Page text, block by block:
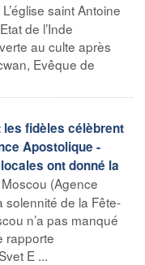
saint Antoine
de l’Inde
au culte après
Evêque de
les fidèles célèbrent
Apostolique -
ont donné la
Moscou (Agence
solennité de la Fête-
n’a pas manqué
rapporte
E ...